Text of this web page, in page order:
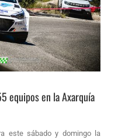
equipos en la Axarquía
este sábado y domingo la